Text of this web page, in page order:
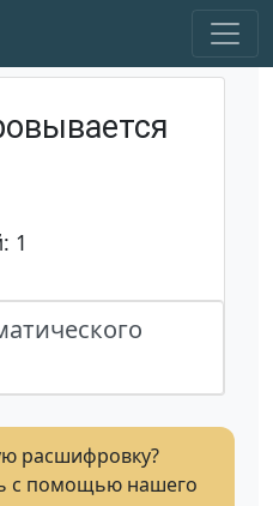
1
расшифровку?
с помощью нашего